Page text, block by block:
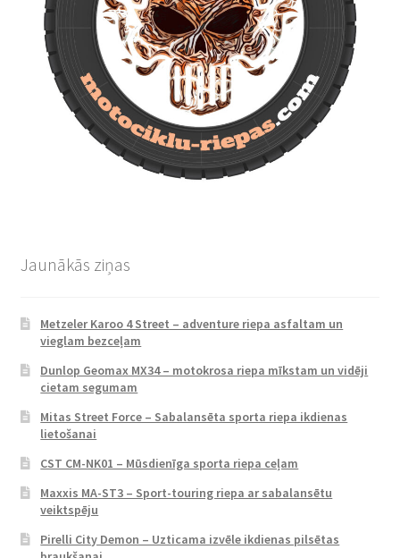
Jaunākās ziņas
Metzeler Karoo 4 Street – adventure riepa asfaltam un
vieglam bezceļam
Dunlop Geomax MX34 – motokrosa riepa mīkstam un vidēji
cietam segumam
Mitas Street Force – Sabalansēta sporta riepa ikdienas
lietošanai
CST CM-NK01 – Mūsdienīga sporta riepa ceļam
Maxxis MA-ST3 – Sport-touring riepa ar sabalansētu
veiktspēju
Pirelli City Demon – Uzticama izvēle ikdienas pilsētas